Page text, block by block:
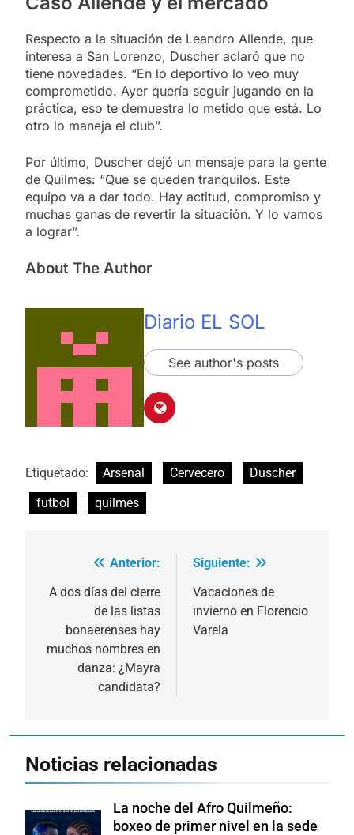
Respecto a la situación de Leandro Allende, que
interesa a San Lorenzo, Duscher aclaró que no
tiene novedades. “En lo deportivo lo veo muy
comprometido. Ayer quería seguir jugando en la
práctica, eso te demuestra lo metido que está. Lo
otro lo maneja el club”.
Por último, Duscher dejó un mensaje para la gente
de Quilmes: “Que se queden tranquilos. Este
equipo va a dar todo. Hay actitud, compromiso y
muchas ganas de revertir la situación. Y lo vamos
a lograr”.
About The Author
Diario EL SOL
See author's posts
Etiquetado: Arsenal Cervecero
Duscher
futbol
quilmes
Navegación
de
entradas
Anterior:
A dos días del cierre
de las listas
bonaerenses hay
muchos nombres en
danza: ¿Mayra
candidata?
Siguiente:
Vacaciones de
invierno en Florencio
Varela
Noticias relacionadas
La noche del Afro Quilmeño:
boxeo de primer nivel en la sede